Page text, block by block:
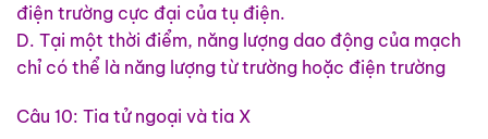
điện trường cực đại của tụ điện.
D. Tại một thời điểm, năng lượng dao động của mạch
chỉ có thể là năng lượng từ trường hoặc điện trường
Câu 10: Tia tử ngoại và tia X